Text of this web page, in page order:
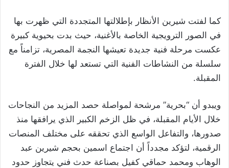
كما لفتت شيرين الأنظار بإطلالتها المتجددة التي ظهرت بها
في الصور الترويجية الخاصة بالأغنية، حيث بدت بحيوية كبيرة
عكست مرحلة فنية جديدة تعيشها النجمة المصرية، تزامناً مع
سلسلة من النشاطات الفنية التي تستعد لها خلال الفترة
المقبلة.
ويبدو أن “بحرية” مرشحة لمواصلة حصد المزيد من النجاحات
خلال الأيام المقبلة، في ظل الزخم الكبير الذي يرافقها منذ
صدورها، والتفاعل الواسع الذي تحققه على مختلف المنصات
الرقمية، لتؤكد مجدداً أن اجتماع اسمين بحجم شيرين عبد
الوهاب ومحمد حماقي كفيل بصناعة حدث فني يتجاوز حدود